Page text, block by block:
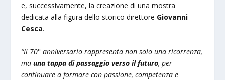
e, successivamente, la creazione di una mostra
dedicata alla figura dello storico direttore Giovanni
Cesca.
“Il 70° anniversario rappresenta non solo una ricorrenza,
mauna tappa di passaggio verso il futuro, per
continuare a formare con passione, competenza e